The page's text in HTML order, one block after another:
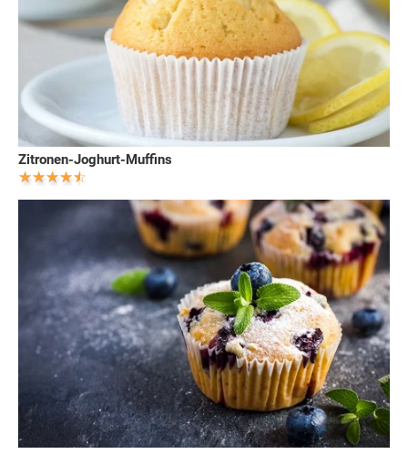
Zitronen-Joghurt-Muffins